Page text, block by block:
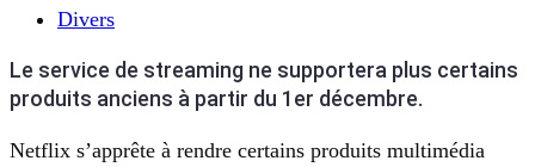
Divers
Le service de streaming ne supportera plus certains
produits anciens à partir du 1er décembre.
Netflix s’apprête à rendre certains produits multimédia